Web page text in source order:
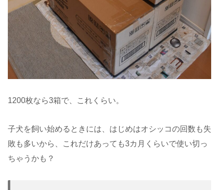
1200枚なら3箱で、これくらい。
子犬を飼い始めるときには、はじめはオシッコの回数も失
敗も多いから、これだけあっても3カ月くらいで使い切っ
ちゃうかも？